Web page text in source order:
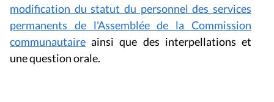
modification du statut du personnel des services
permanents de l'Assemblée de la Commission
communautaire ainsi que des interpellations et
une question orale.